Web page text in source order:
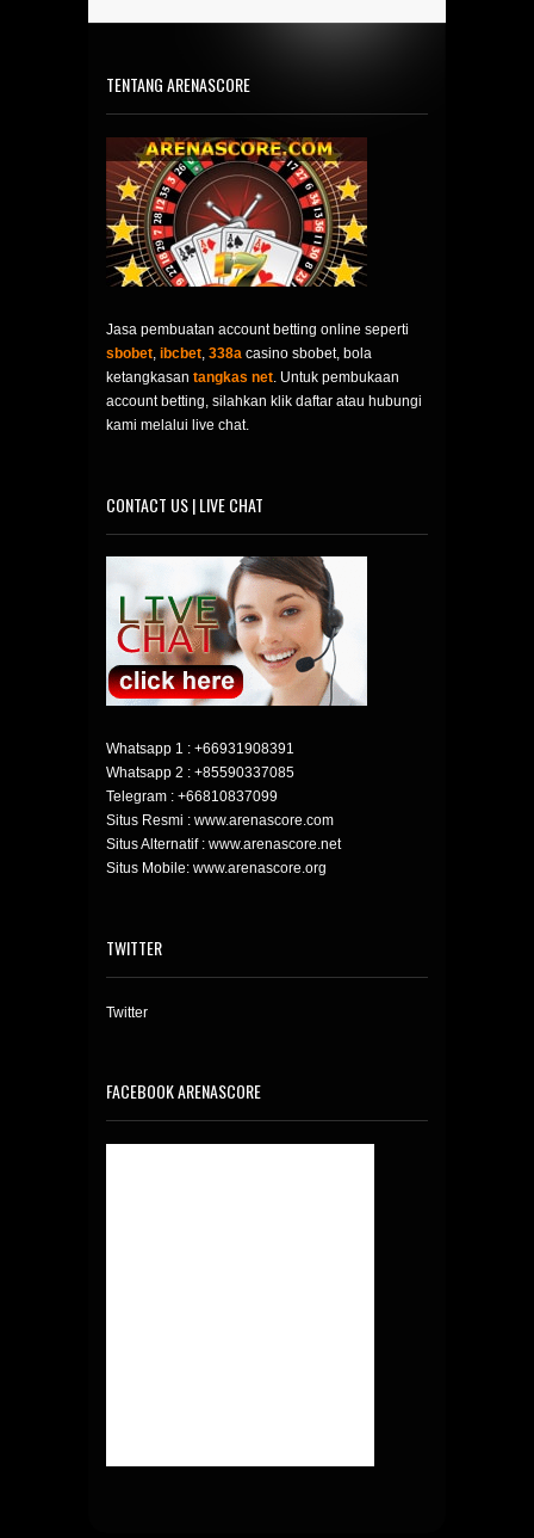
TENTANG ARENASCORE
Jasa pembuatan account betting online seperti
sbobet, ibcbet, 338a casino sbobet, bola
ketangkasan tangkas net. Untuk pembukaan
account betting, silahkan klik daftar atau hubungi
kami melalui live chat.
CONTACT US | LIVE CHAT
Whatsapp 1 : +66931908391
Whatsapp 2 : +85590337085
Telegram : +66810837099
Situs Resmi : www.arenascore.com
Situs Alternatif : www.arenascore.net
Situs Mobile: www.arenascore.org
TWITTER
Twitter
FACEBOOK ARENASCORE